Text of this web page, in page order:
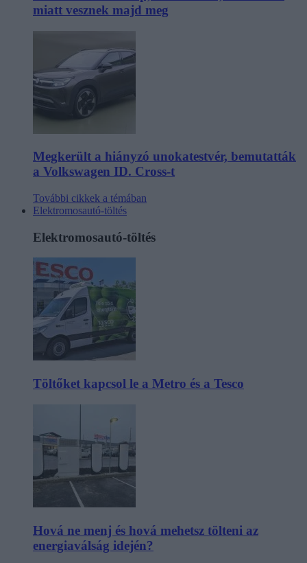
miatt vesznek majd meg
Megkerült a hiányzó unokatestvér, bemutatták
a Volkswagen ID. Cross-t
További cikkek a témában
Elektromosautó-töltés
Elektromosautó-töltés
Töltőket kapcsol le a Metro és a Tesco
Hová ne menj és hová mehetsz tölteni az
energiaválság idején?